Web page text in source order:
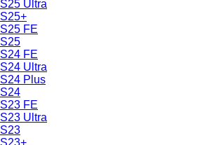
S25 Ultra
S25+
S25 FE
S25
S24 FE
S24 Ultra
S24 Plus
S24
S23 FE
S23 Ultra
S23
S23+